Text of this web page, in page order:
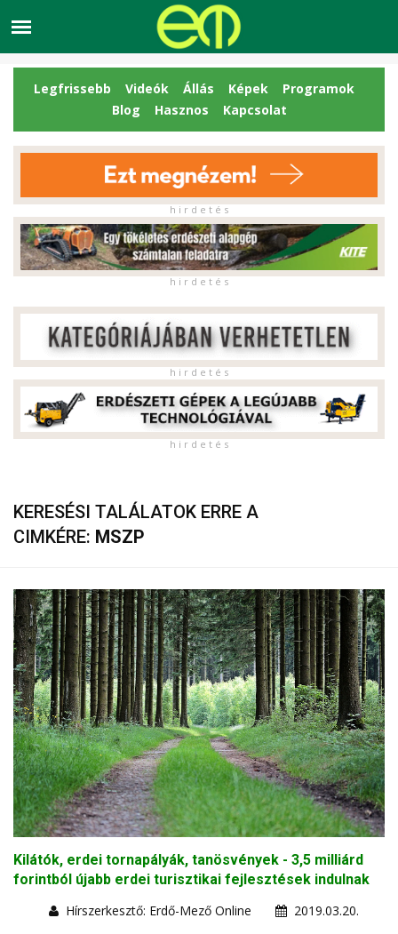
Legfrissebb Videók Állás Képek
Programok
Blog
Hasznos Kapcsolat
h i r d e t é s
h i r d e t é s
h i r d e t é s
h i r d e t é s
KERESÉSI TALÁLATOK ERRE A
CIMKÉRE: MSZP
Kilátók, erdei tornapályák, tanösvények - 3,5 milliárd
forintból újabb erdei turisztikai fejlesztések indulnak
Hírszerkesztő: Erdő-Mező Online
2019.03.20.